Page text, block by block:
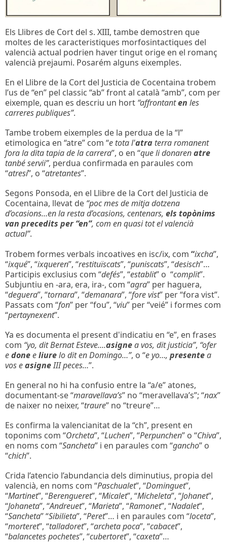
Els Llibres de Cort del s. XIII, tambe demostren que
moltes de les caracteristiques morfosintactiques del
valencià actual podrien haver tingut orige en el romanç
valencià prejaumi. Posarém alguns eixemples.
En el Llibre de la Cort del Justicia de Cocentaina trobem
l’us de “en” pel classic “ab” front al català “amb”, com per
eixemple, quan es descriu un hort “affrontanten les
carreres publiques”.
Tambe trobem eixemples de la perdua de la “l”
etimologica en “atre” com “e tota l'atra terra romanent
fora la dita tapia de la carrera”, o en “que li donarenatre
tanbé servii”, perdua confirmada en paraules com
“atresí”, o “atretantes”.
Segons Ponsoda, en el Llibre de la Cort del Justicia de
Cocentaina, llevat de “poc mes de mitja dotzena
d’ocasions…en la resta d’ocasions, centenars, els topònims
van precedits per “en”, com en quasi tot el valencià
actual”.
Trobem formes verbals incoatives en isc/ix, com “ixcha”,
“ixqué”, “ixqueren”, “restituïscats”, “puniscats”, “desisch”…
Participis exclusius com “defés”, “establit” o “complit”.
Subjuntiu en -ara, era, ira-, com “agra” per haguera,
“deguera”, “tornara”, “demanara”, “fore vist” per “fora vist”.
Passats com “fon” per “fou”, “viu” per “veié” i formes com
“pertaynexent”.
Ya es documenta el present d'indicatiu en “e”, en frases
com “yo, dit Bernat Esteve....asignea vos, dit justicia”, “ofer
edoneeliurelo dit en Domingo…”, o “e yo…, presentea
vos easigneIII peces…”.
En general no hi ha confusio entre la “a/e” atones,
documentant-se “maravellava’s” no “meravellava’s”; “nax”
de naixer no neixer, “traure” no “treure”…
Es confirma la valencianitat de la “ch”, present en
toponims com “Orcheta”, “Luchen”, “Perpunchen” o “Chiva”,
en noms com “Sancheta” i en paraules com “gancho” o
“chich”.
Crida l’atencio l’abundancia dels diminutius, propia del
valencià, en noms com “Paschualet”, “Dominguet”,
“Martinet”, “Berengueret”, “Micalet”, “Micheleta”, “Johanet”,
“Johaneta”, “Andreuet”, “Marieta”, “Ramonet”, “Nadalet”,
“Sancheta” “Sibilieta”, “Peret”… i en paraules com “loceta”,
“morteret”, “talladoret”, “archeta poca”, “cabacet”,
“balancetes pochetes”, “cubertoret”, “caxeta”…